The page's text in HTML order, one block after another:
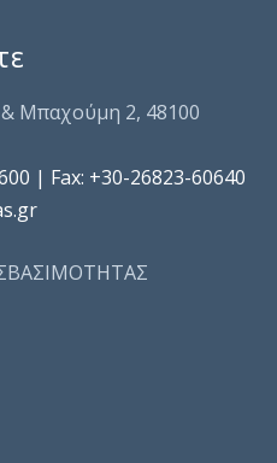
& Μπαχούμη 2, 48100
| Fax: +30-26823-60640